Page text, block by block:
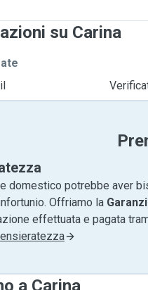
su Carina
domestico potrebbe aver
Offriamo la
effettuata e pagata
a Carina